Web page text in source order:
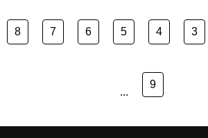
3
4
5
6
7
8
9
...